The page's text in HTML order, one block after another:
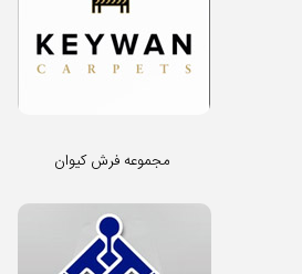
مجموعه فرش کیوان